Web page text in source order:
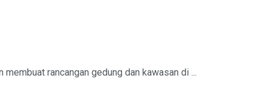
rancangan gedung dan kawasan di ...